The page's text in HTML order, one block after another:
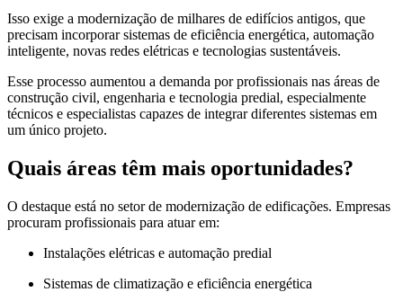
Isso exige a modernização de milhares de edifícios antigos, que
precisam incorporar sistemas de eficiência energética, automação
inteligente, novas redes elétricas e tecnologias sustentáveis.
Esse processo aumentou a demanda por profissionais nas áreas de
construção civil, engenharia e tecnologia predial, especialmente
técnicos e especialistas capazes de integrar diferentes sistemas em
um único projeto.
Quais áreas têm mais oportunidades?
O destaque está no setor de modernização de edificações. Empresas
procuram profissionais para atuar em:
Instalações elétricas e automação predial
Sistemas de climatização e eficiência energética